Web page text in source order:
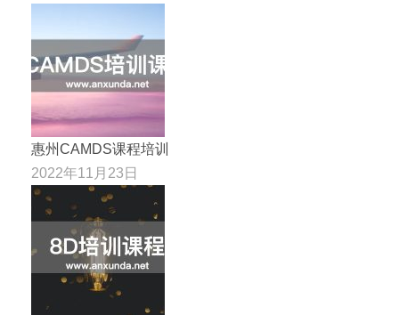
惠州CAMDS课程培训
2022年11月23日